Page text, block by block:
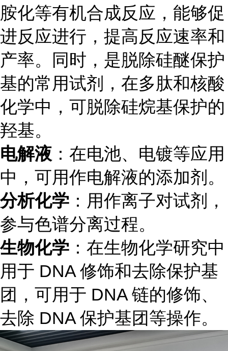
胺化等有机合成反应，能够促
进反应进行，提高反应速率和
产率。同时，是脱除硅醚保护
基的常用试剂，在多肽和核酸
化学中，可脱除硅烷基保护的
羟基。
电解液 ：在电池、电镀等应用
中，可用作电解液的添加剂。
分析化学 ：用作离子对试剂，
参与色谱分离过程。
生物化学 ：在生物化学研究中
用于 DNA 修饰和去除保护基
团，可用于 DNA 链的修饰、
去除 DNA 保护基团等操作。